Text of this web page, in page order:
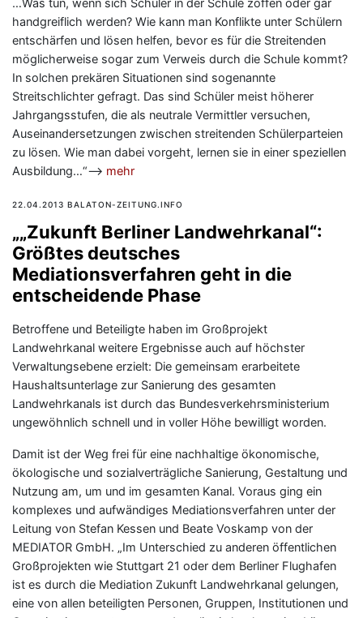
…Was tun, wenn sich Schüler in der Schule zoffen oder gar
handgreiflich werden? Wie kann man Konflikte unter Schülern
entschärfen und lösen helfen, bevor es für die Streitenden
möglicherweise sogar zum Verweis durch die Schule kommt?
In solchen prekären Situationen sind sogenannte
Streitschlichter gefragt. Das sind Schüler meist höherer
Jahrgangsstufen, die als neutrale Vermittler versuchen,
Auseinandersetzungen zwischen streitenden Schülerparteien
zu lösen. Wie man dabei vorgeht, lernen sie in einer speziellen
Ausbildung…“—> mehr
22.04.2013 BALATON-ZEITUNG.INFO
„„Zukunft Berliner Landwehrkanal“:
Größtes deutsches
Mediationsverfahren geht in die
entscheidende Phase
Betroffene und Beteiligte haben im Großprojekt
Landwehrkanal weitere Ergebnisse auch auf höchster
Verwaltungsebene erzielt: Die gemeinsam erarbeitete
Haushaltsunterlage zur Sanierung des gesamten
Landwehrkanals ist durch das Bundesverkehrsministerium
ungewöhnlich schnell und in voller Höhe bewilligt worden.
Damit ist der Weg frei für eine nachhaltige ökonomische,
ökologische und sozialverträgliche Sanierung, Gestaltung und
Nutzung am, um und im gesamten Kanal. Voraus ging ein
komplexes und aufwändiges Mediationsverfahren unter der
Leitung von Stefan Kessen und Beate Voskamp von der
MEDIATOR GmbH. „Im Unterschied zu anderen öffentlichen
Großprojekten wie Stuttgart 21 oder dem Berliner Flughafen
ist es durch die Mediation Zukunft Landwehrkanal gelungen,
eine von allen beteiligten Personen, Gruppen, Institutionen und